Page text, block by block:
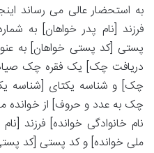
به استحضار عالی می رساند
فرزند [نام پدر خواهان] به
پستی [کد پستی خواهان] به
دریافت چک] یک فقره چک
چک به عدد و حروف] از خوانده
نام خانوادگی خوانده] فرزند
ملی خوانده] و کد پستی [کد